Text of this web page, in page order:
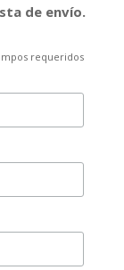
de envío.
requeridos